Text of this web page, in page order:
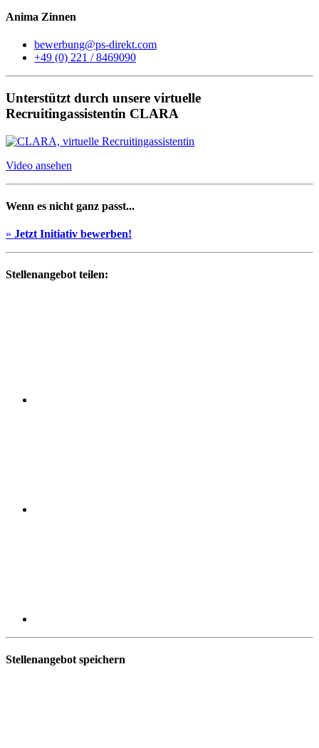
Anima Zinnen
bewerbung@ps-direkt.com
+49 (0) 221 / 8469090
Unterstützt durch unsere virtuelle
Recruitingassistentin CLARA
Video ansehen
Wenn es nicht ganz passt...
» Jetzt Initiativ bewerben!
Stellenangebot teilen:
Stellenangebot speichern